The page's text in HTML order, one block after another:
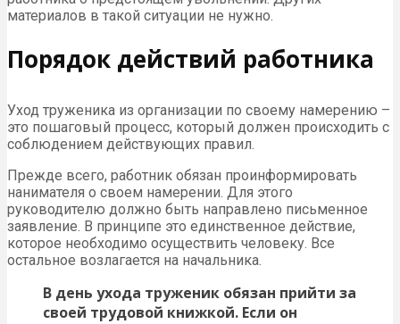
материалов в такой ситуации не нужно.
Порядок действий работника
Уход труженика из организации по своему намерению –
это пошаговый процесс, который должен происходить с
соблюдением действующих правил.
Прежде всего, работник обязан проинформировать
нанимателя о своем намерении. Для этого
руководителю должно быть направлено письменное
заявление. В принципе это единственное действие,
которое необходимо осуществить человеку. Все
остальное возлагается на начальника.
В день ухода труженик обязан прийти за
своей трудовой книжкой. Если он